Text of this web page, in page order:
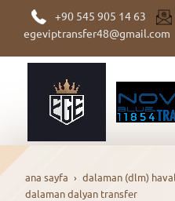
+90 545 905 14 63
egeviptransfer48@gmail.com
ana sayfa
dalaman (dlm)
dalaman dalyan transfer